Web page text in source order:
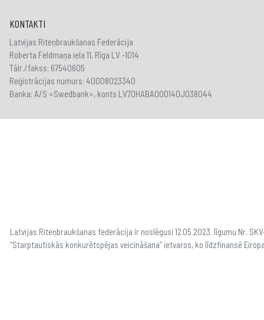
KONTAKTI
Latvijas Riteņbraukšanas Federācija
Roberta Feldmaņa iela 11, Rīga LV -1014
Tālr./fakss: 67540605
Reģistrācijas numurs: 40008023340
Banka: A/S «Swedbank», konts LV70HABA000140J038044
Latvijas Riteņbraukšanas federācija ir noslēgusi 12.05.2023. līgumu Nr.
“Starptautiskās konkurētspējas veicināšana” ietvaros, ko līdzfinansē